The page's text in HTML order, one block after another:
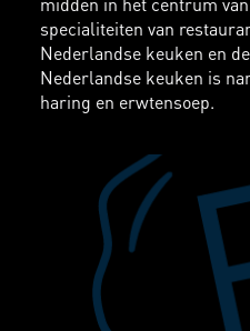
specialiteiten van
Nederlandse keuken en
Nederlandse keuken is
haring en erwtensoep.